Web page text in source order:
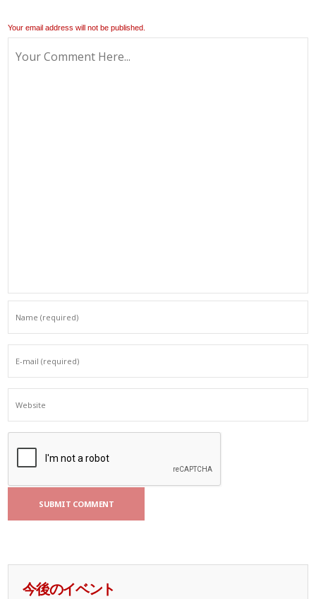
Your email address will not be published.
今後のイベント